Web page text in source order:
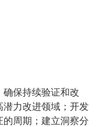
保持续验证和改
力改进领域；开发
周期；建立洞察分